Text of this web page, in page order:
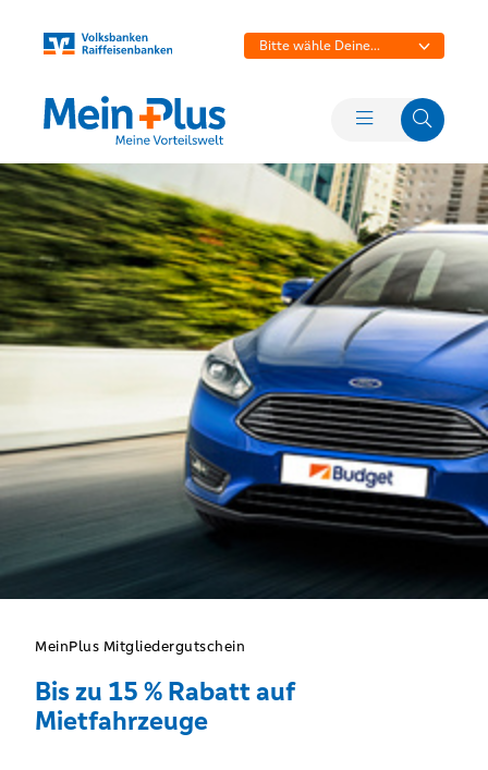
Bitte wähle Deine
MeinPlus Mitgliedergutschein
Bis zu 15 % Rabatt auf
Mietfahrzeuge